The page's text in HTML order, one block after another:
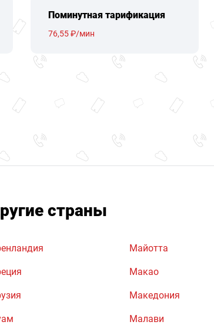
Поминутная тарификация
76,55 ₽/мин
страны
Майотта
Макао
Македония
Малави